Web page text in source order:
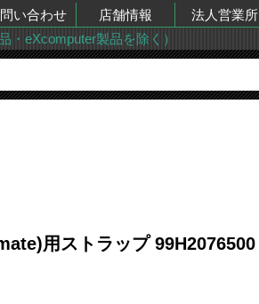
い合わせ 店舗情報 法人営業所
・eXcomputer製品を除く）
用ストラップ 99H2076500